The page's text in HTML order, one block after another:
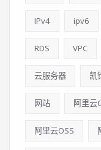
IPv4 ipv6
RDS VPC
云服务器 凯
网站 阿里云
阿里云OSS